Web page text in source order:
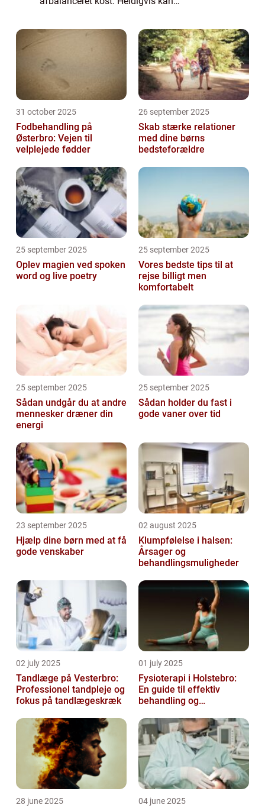
vejledning i denne proces. I denne artikel
vil...
31 october 2025
Fodbehandling på
Østerbro: Vejen til
velplejede fødder
26 september 2025
Skab stærke relationer
med dine børns
bedsteforældre
25 september 2025
Oplev magien ved spoken
word og live poetry
25 september 2025
Vores bedste tips til at
rejse billigt men
komfortabelt
25 september 2025
Sådan undgår du at andre
mennesker dræner din
energi
25 september 2025
Sådan holder du fast i
gode vaner over tid
23 september 2025
Hjælp dine børn med at få
gode venskaber
02 august 2025
Klumpfølelse i halsen:
Årsager og
behandlingsmuligheder
02 july 2025
Tandlæge på Vesterbro:
Professionel tandpleje og
fokus på tandlægeskræk
01 july 2025
Fysioterapi i Holstebro:
En guide til effektiv
behandling og
28 june 2025 04 june 2025